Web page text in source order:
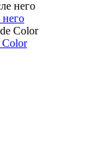
него
Color